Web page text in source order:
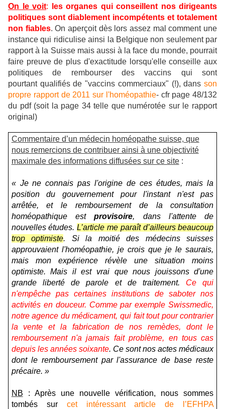
On le voit:
les organes qui conseillent nos dirigeants
politiques sont diablement incompétents et totalement
non fiables. On aperçoit dès lors assez mal comment une
instance qui ridiculise ainsi la Belgique non seulement par
rapport à la Suisse mais aussi à la face du monde, pourrait
faire preuve de plus d'exactitude lorsqu'elle conseille aux
politiques de rembourser des vaccins qui sont
pourtant qualifiés de "vaccins commerciaux" (!), dans son
propre rapport de 2011 sur l'homéopathie- cfr page 48/132
du pdf (soit la page 34 telle que numérotée sur le rapport
original)
Commentaire d’un médecin homéopathe suisse, que
nous remercions de contribuer ainsi à une objectivité
maximale des informations diffusées sur ce site:
« Je ne connais pas l'origine de ces études, mais la
position du gouvernement pour l'instant n'est pas
arrêtée, et le remboursement de la consultation
homéopathique est
provisoire, dans l'attente de
nouvelles études.L’article me paraît d’ailleurs beaucoup
trop optimiste. Si la moitié des médecins suisses
approuvaient l'homéopathie, je crois que je le saurais,
mais mon expérience révèle une situation moins
optimiste. Mais il est vrai que nous jouissons d'une
grande liberté de parole et de traitement.
Ce qui
n'empêche pas certaines institutions de saboter nos
activités en douceur. Comme par exemple Swissmedic,
notre agence du médicament, qui fait tout pour contrarier
la vente et la fabrication de nos remèdes, dont le
remboursement n'a jamais fait problème, en tous cas
depuis les années soixante. Ce sont nos actes médicaux
dont le remboursement par l'assurance de base reste
précaire. »
NB : Après une nouvelle vérification, nous sommes
tombés sur cet intéressant article de l’EFHPA